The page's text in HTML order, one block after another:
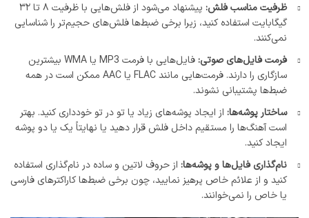
ظرفیت مناسب فلش:
پیشنهاد می‌شود از فلش‌هایی با ظرفیت ۸ تا ۳۲
گیگابایت استفاده کنید، زیرا برخی ضبط‌ها فلش‌های حجیم‌تر را شناسایی
نمی‌کنند.
فرمت فایل‌های صوتی:
فایل‌هایی با فرمت MP3 یا WMA بیشترین
سازگاری را دارند. فرمت‌هایی مانند FLAC یا AAC ممکن است در همه
ضبط‌ها پشتیبانی نشوند.
ساختار پوشه‌ها: از ایجاد پوشه‌های زیاد یا تو در تو خودداری کنید. بهتر
است آهنگ‌ها را مستقیم داخل فلش قرار دهید یا نهایتاً یک یا دو پوشه
ایجاد کنید.
نام‌گذاری فایل‌ها و پوشه‌ها: از حروف لاتین و ساده در نام‌گذاری استفاده
کنید و از علائم خاص پرهیز نمایید، چون برخی ضبط‌ها کاراکترهای فارسی
یا خاص را نمی‌خوانند.